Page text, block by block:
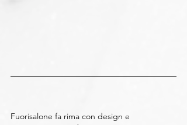
Fuorisalone fa rima con design e